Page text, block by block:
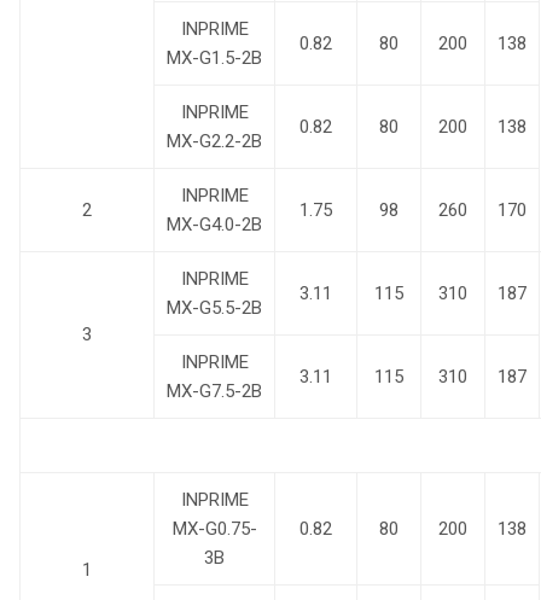
INPRIME
MX-G1.5-2B
0.82 80 200 138
INPRIME
MX-G2.2-2B
0.82 80 200 138
2
INPRIME
MX-G4.0-2B
1.75 98 260 170
3
INPRIME
MX-G5.5-2B
3.11 115 310 187
INPRIME
MX-G7.5-2B
3.11 115 310 187
1
INPRIME
MX-G0.75-
3B
0.82 80 200 138